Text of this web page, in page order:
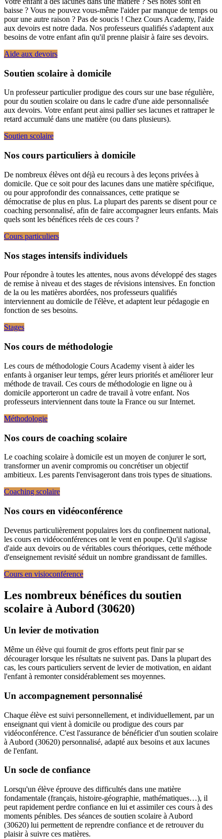
baisse ? Vous ne pouvez vous-même l'aider par manque de temps ou
pour une autre raison ? Pas de soucis ! Chez Cours Academy, l'aide
aux devoirs est notre dada. Nos professeurs qualifiés s'adaptent aux
besoins de votre enfant afin qu'il prenne plaisir à faire ses devoirs.
Aide aux devoirs
Soutien scolaire à domicile
Un professeur particulier prodigue des cours sur une base régulière,
pour du soutien scolaire ou dans le cadre d'une aide personnalisée
aux devoirs. Votre enfant peut ainsi pallier ses lacunes et rattraper le
retard accumulé dans une matière (ou dans plusieurs).
Soutien scolaire
Nos cours particuliers à domicile
De nombreux élèves ont déjà eu recours à des leçons privées à
domicile. Que ce soit pour des lacunes dans une matière spécifique,
ou pour approfondir des connaissances, cette pratique se
démocratise de plus en plus. La plupart des parents se disent pour ce
coaching personnalisé, afin de faire accompagner leurs enfants. Mais
quels sont les bénéfices réels de ces cours ?
Cours particuliers
Nos stages intensifs individuels
Pour répondre à toutes les attentes, nous avons développé des stages
de remise à niveau et des stages de révisions intensives. En fonction
de la ou les matières abordées, nos professeurs qualifiés
interviennent au domicile de l'élève, et adaptent leur pédagogie en
fonction de ses besoins.
Stages
Nos cours de méthodologie
Les cours de méthodologie Cours Academy visent à aider les
enfants à organiser leur temps, gérer leurs priorités et améliorer leur
méthode de travail. Ces cours de méthodologie en ligne ou à
domicile apporteront un cadre de travail à votre enfant. Nos
professeurs interviennent dans toute la France ou sur Internet.
Méthodologie
Nos cours de coaching scolaire
Le coaching scolaire à domicile est un moyen de conjurer le sort,
transformer un avenir compromis ou concrétiser un objectif
ambitieux. Les parents l'envisageront dans trois types de situations.
Coaching scolaire
Nos cours en vidéoconférence
Devenus particulièrement populaires lors du confinement national,
les cours en vidéoconférences ont le vent en poupe. Qu'il s'agisse
d'aide aux devoirs ou de véritables cours théoriques, cette méthode
d'enseignement revisité séduit un nombre grandissant de familles.
Cours en visioconférence
Les nombreux bénéfices du soutien
scolaire à Aubord (30620)
Un levier de motivation
Même un élève qui fournit de gros efforts peut finir par se
décourager lorsque les résultats ne suivent pas. Dans la plupart des
cas, les cours particuliers servent de levier de motivation, en aidant
l'enfant à remonter considérablement ses moyennes.
Un accompagnement personnalisé
Chaque élève est suivi personnellement, et individuellement, par un
enseignant qui vient à domicile ou prodigue des cours par
vidéoconférence. C'est l'assurance de bénéficier d'un soutien scolaire
à Aubord (30620) personnalisé, adapté aux besoins et aux lacunes
de l'enfant.
Un socle de confiance
Lorsqu'un élève éprouve des difficultés dans une matière
fondamentale (français, histoire-géographie, mathématiques…), il
peut rapidement perdre confiance en lui et assimiler ces cours à des
moments pénibles. Des séances de soutien scolaire à Aubord
(30620) lui permettent de reprendre confiance et de retrouver du
plaisir à suivre ces matières.